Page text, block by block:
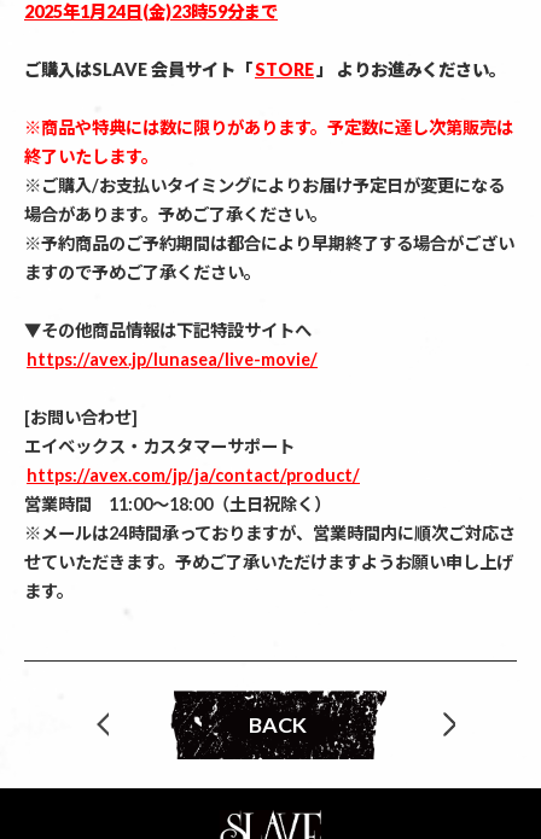
2025年1月24日(金)23時59分まで
ご購入はSLAVE 会員サイト「STORE」 よりお進みください。
※商品や特典には数に限りがあります。予定数に達し次第販売は
終了いたします。
※ご購入/お支払いタイミングによりお届け予定日が変更になる
場合があります。予めご了承ください。
※予約商品のご予約期間は都合により早期終了する場合がござい
ますので予めご了承ください。
▼その他商品情報は下記特設サイトへ
https://avex.jp/lunasea/live-movie/
[お問い合わせ]
エイベックス・カスタマーサポート
https://avex.com/jp/ja/contact/product/
営業時間 11:00～18:00（土日祝除く）
※メールは24時間承っておりますが、営業時間内に順次ご対応さ
せていただきます。予めご了承いただけますようお願い申し上げ
ます。
BACK